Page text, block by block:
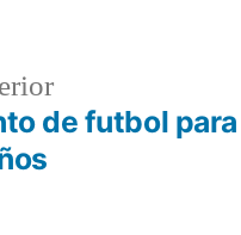
Entrada
anterior:
de futbol para